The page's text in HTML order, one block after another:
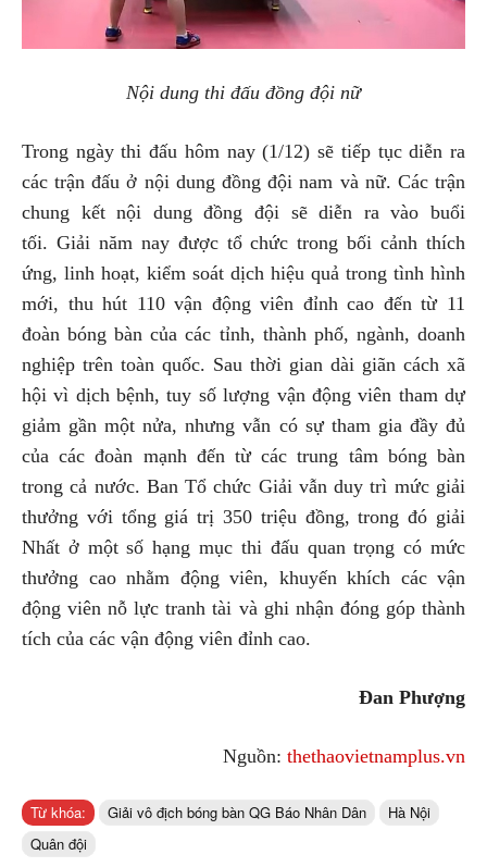
Nội dung thi đấu đồng đội nữ
Trong ngày thi đấu hôm nay (1/12) sẽ tiếp tục diễn ra
các trận đấu ở nội dung đồng đội nam và nữ. Các trận
chung kết nội dung đồng đội sẽ diễn ra vào buổi
tối. Giải năm nay được tổ chức trong bối cảnh thích
ứng, linh hoạt, kiểm soát dịch hiệu quả trong tình hình
mới, thu hút 110 vận động viên đỉnh cao đến từ 11
đoàn bóng bàn của các tỉnh, thành phố, ngành, doanh
nghiệp trên toàn quốc. Sau thời gian dài giãn cách xã
hội vì dịch bệnh, tuy số lượng vận động viên tham dự
giảm gần một nửa, nhưng vẫn có sự tham gia đầy đủ
của các đoàn mạnh đến từ các trung tâm bóng bàn
trong cả nước. Ban Tổ chức Giải vẫn duy trì mức giải
thưởng với tổng giá trị 350 triệu đồng, trong đó giải
Nhất ở một số hạng mục thi đấu quan trọng có mức
thưởng cao nhằm động viên, khuyến khích các vận
động viên nỗ lực tranh tài và ghi nhận đóng góp thành
tích của các vận động viên đỉnh cao.
Đan Phượng
Nguồn: thethaovietnamplus.vn
Từ khóa: Giải vô địch bóng bàn QG Báo Nhân Dân
Hà Nội
Quân đội